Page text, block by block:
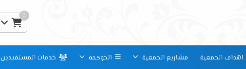
0
اهداف الجمعية مشاريع الجمعية الحوكمة خدمات المستفيدين